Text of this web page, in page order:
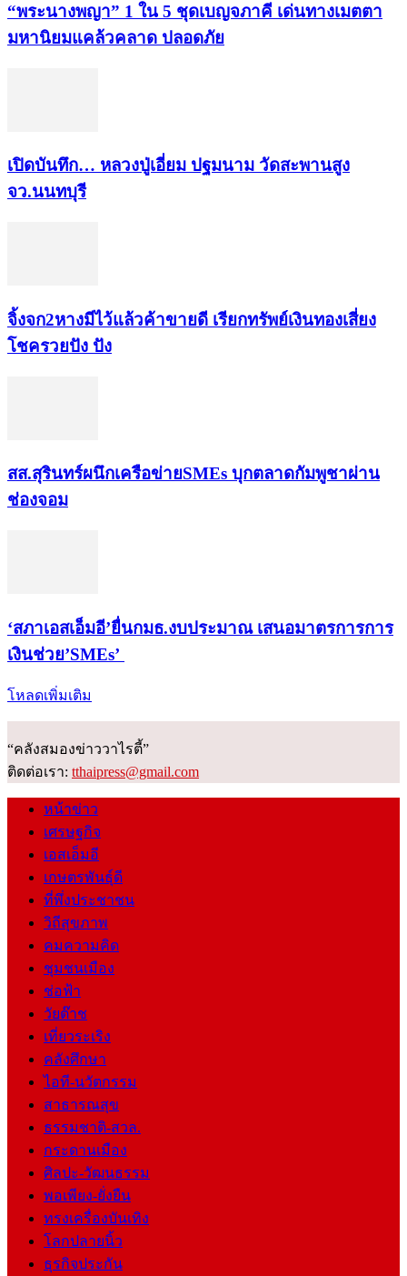
“พระ​นาง​พญา” 1 ใน 5​ ชุดเบญจ​ภาคี​ เด่นทางเมตตา​
มหา​นิยม​แคล้วคลาด​ ปลอดภัย​
เปิดบันทึก… หลวงปู่เอี่ยม ​ปฐม​นาม​ วัดสะพานสูง​
จว.นนทบุรี
จิ้งจก​2​หาง​มีไว้แล้ว​ค้าขาย​ดี​ เรียก​ทรัพย์เงินทอง​เสี่ยง
โชค​รวยปัง​ ปัง​
สส.สุรินทร์ผนึกเครือข่ายSMEs บุกตลาดกัมพูชาผ่าน
ช่องจอม
‘สภาเอสเอ็มอี’ยื่นกมธ.งบประมาณ เสนอมาตรการการ
เงินช่วย’SMEs’
โหลดเพิ่มเติม
“คลังสมองข่าววาไรตี้”
ติดต่อเรา: tthaipress@gmail.com
หน้าข่าว
เศรษฐกิจ
เอสเอ็มอี
เกษตรพันธุ์ดี
ที่พึ่งประชาชน
วิถีสุขภาพ
คมความคิด
ชุมชนเมือง
ช่อฟ้า
วัยต๊าช
เที่ยวระเริง
คลังศึกษา
ไอที-นวัตกรรม
สาธารณสุข
ธรรมชาติ-สวล.
กระดานเมือง
ศิลปะ-วัฒนธรรม
พอเพียง-ยั่งยืน
ทรงเครื่องบันเทิง
โลกปลายนิ้ว
ธุรกิจประกัน